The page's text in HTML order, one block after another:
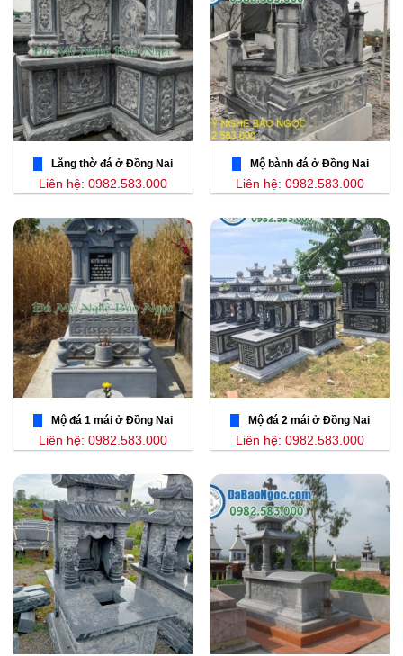
Lăng thờ đá ở Đồng Nai
Liên hệ: 0982.583.000
Mộ bành đá ở Đồng Nai
Liên hệ: 0982.583.000
Mộ đá 1 mái ở Đồng Nai
Liên hệ: 0982.583.000
Mộ đá 2 mái ở Đồng Nai
Liên hệ: 0982.583.000